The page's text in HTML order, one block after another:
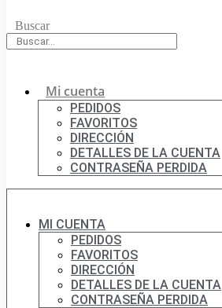
Buscar
Mi cuenta
PEDIDOS
FAVORITOS
DIRECCIÓN
DETALLES DE LA CUENTA
CONTRASEÑA PERDIDA
MI CUENTA
PEDIDOS
FAVORITOS
DIRECCIÓN
DETALLES DE LA CUENTA
CONTRASEÑA PERDIDA